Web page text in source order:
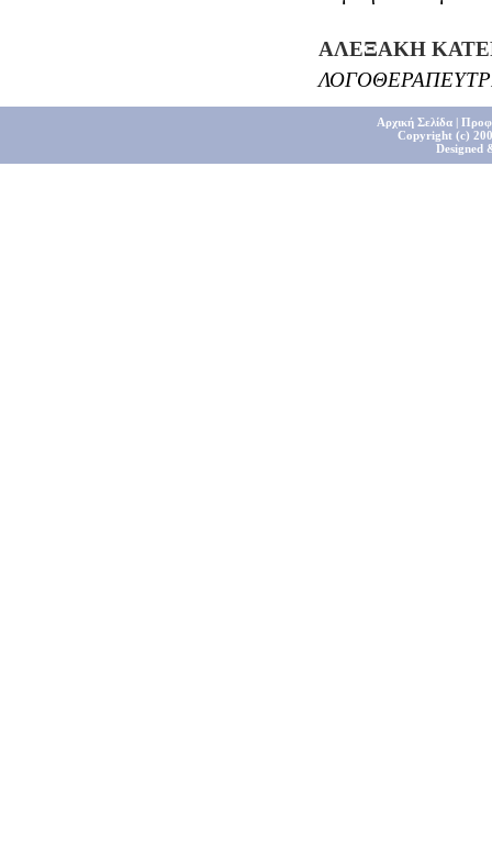
ΑΛΕΞΑΚΗ
Αρχική Σελίδα|
Copyright (c)
Designed